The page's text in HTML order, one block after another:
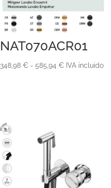
NAT070ACR01
348,98 € - 585,94 €Rango
IVA incluido